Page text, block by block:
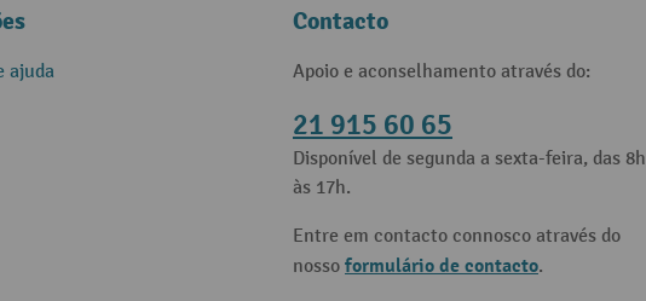
ajuda
Contacto
Apoio e aconselhamento através do:
21 915 60 65
Disponível de segunda a sexta-feira, das 8h
às 17h.
Entre em contacto connosco através do
nosso formulário de contacto.